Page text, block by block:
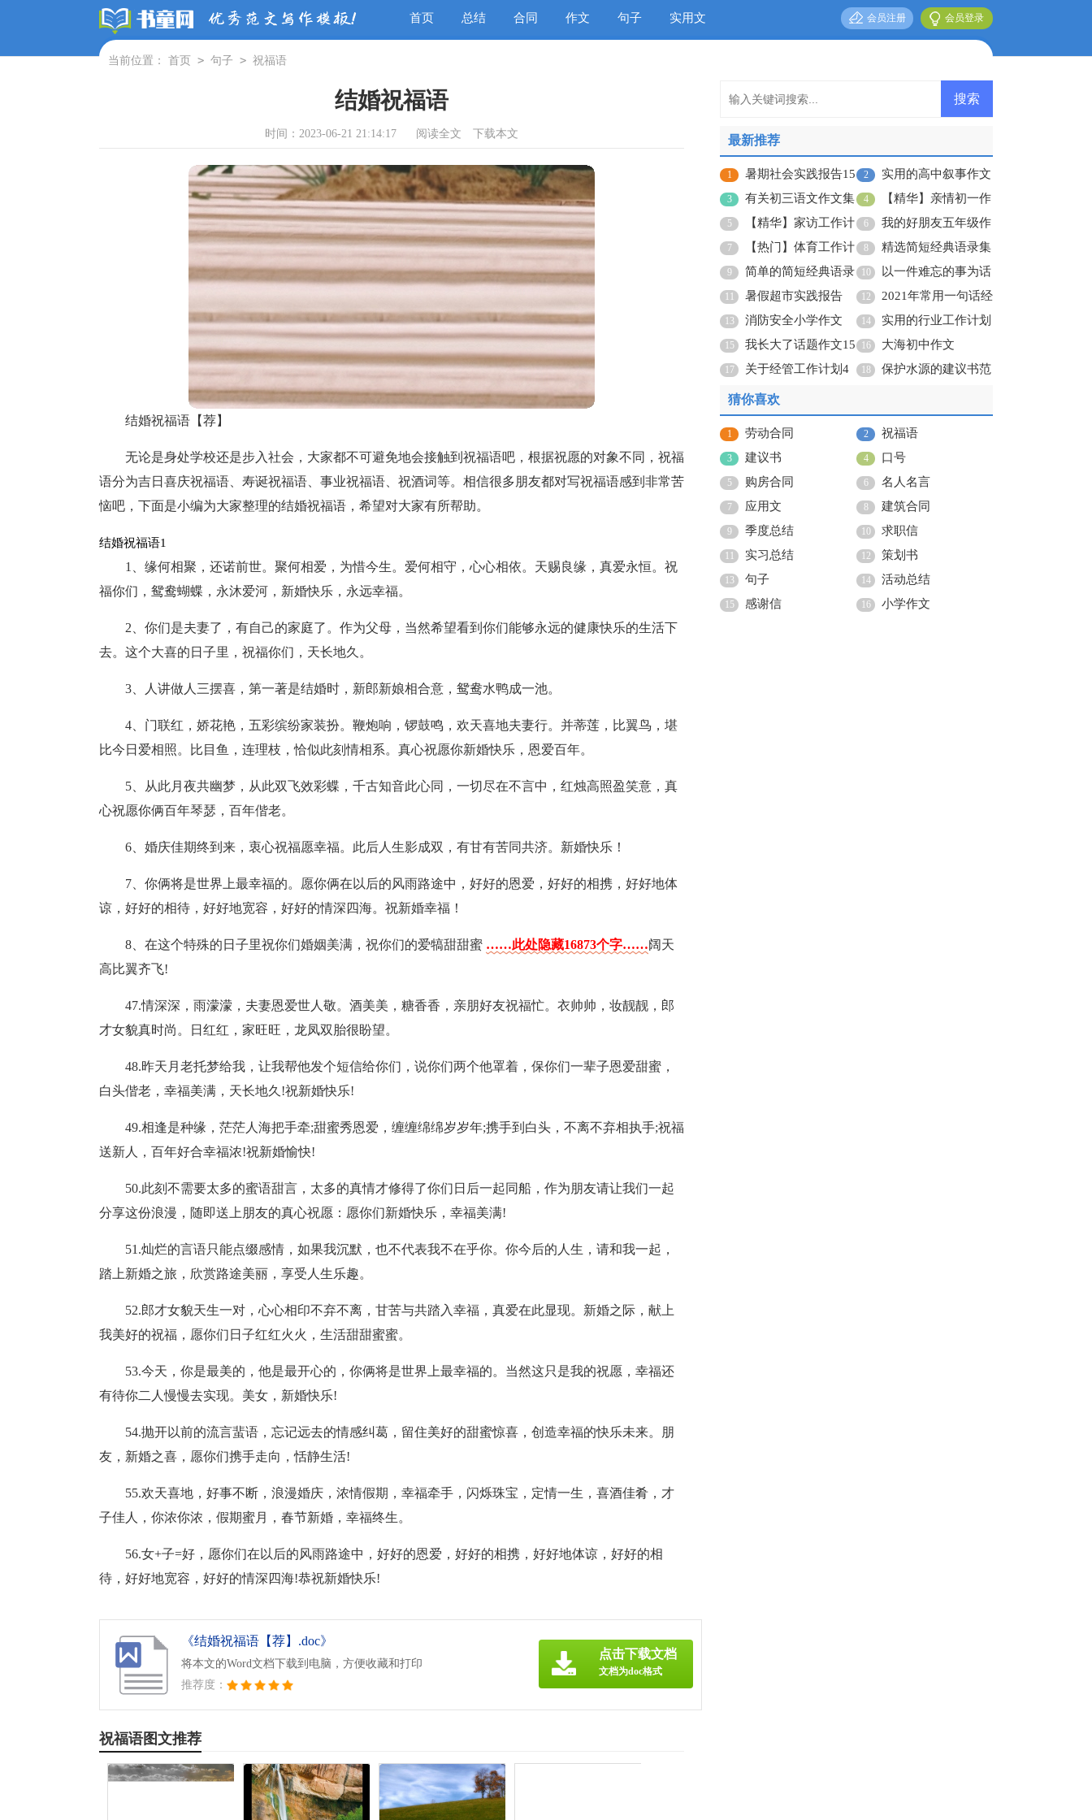
首页 总结 合同 作文 句子 实用文 会员登录
会员注册
当前位置： 首页 > 句子 > 祝福语
结婚祝福语
时间：2023-06-21 21:14:17 阅读全文 下载本文
结婚祝福语【荐】
无论是身处学校还是步入社会，大家都不可避免地会接触到祝福语吧，根据祝愿的对象不同，祝福
语分为吉日喜庆祝福语、寿诞祝福语、事业祝福语、祝酒词等。相信很多朋友都对写祝福语感到非常苦
恼吧，下面是小编为大家整理的结婚祝福语，希望对大家有所帮助。
结婚祝福语1
1、缘何相聚，还诺前世。聚何相爱，为惜今生。爱何相守，心心相依。天赐良缘，真爱永恒。祝
福你们，鸳鸯蝴蝶，永沐爱河，新婚快乐，永远幸福。
2、你们是夫妻了，有自己的家庭了。作为父母，当然希望看到你们能够永远的健康快乐的生活下
去。这个大喜的日子里，祝福你们，天长地久。
3、人讲做人三摆喜，第一著是结婚时，新郎新娘相合意，鸳鸯水鸭成一池。
4、门联红，娇花艳，五彩缤纷家装扮。鞭炮响，锣鼓鸣，欢天喜地夫妻行。并蒂莲，比翼鸟，堪
比今日爱相照。比目鱼，连理枝，恰似此刻情相系。真心祝愿你新婚快乐，恩爱百年。
5、从此月夜共幽梦，从此双飞效彩蝶，千古知音此心同，一切尽在不言中，红烛高照盈笑意，真
心祝愿你俩百年琴瑟，百年偕老。
6、婚庆佳期终到来，衷心祝福愿幸福。此后人生影成双，有甘有苦同共济。新婚快乐！
7、你俩将是世界上最幸福的。愿你俩在以后的风雨路途中，好好的恩爱，好好的相携，好好地体
谅，好好的相待，好好地宽容，好好的情深四海。祝新婚幸福！
8、在这个特殊的日子里祝你们婚姻美满，祝你们的爱犒甜甜蜜 ……此处隐藏16873个字……阔天
高比翼齐飞!
47.情深深，雨濛濛，夫妻恩爱世人敬。酒美美，糖香香，亲朋好友祝福忙。衣帅帅，妆靓靓，郎
才女貌真时尚。日红红，家旺旺，龙凤双胎很盼望。
48.昨天月老托梦给我，让我帮他发个短信给你们，说你们两个他罩着，保你们一辈子恩爱甜蜜，
白头偕老，幸福美满，天长地久!祝新婚快乐!
49.相逢是种缘，茫茫人海把手牵;甜蜜秀恩爱，缠缠绵绵岁岁年;携手到白头，不离不弃相执手;祝福
送新人，百年好合幸福浓!祝新婚愉快!
50.此刻不需要太多的蜜语甜言，太多的真情才修得了你们日后一起同船，作为朋友请让我们一起
分享这份浪漫，随即送上朋友的真心祝愿：愿你们新婚快乐，幸福美满!
51.灿烂的言语只能点缀感情，如果我沉默，也不代表我不在乎你。你今后的人生，请和我一起，
踏上新婚之旅，欣赏路途美丽，享受人生乐趣。
52.郎才女貌天生一对，心心相印不弃不离，甘苦与共踏入幸福，真爱在此显现。新婚之际，献上
我美好的祝福，愿你们日子红红火火，生活甜甜蜜蜜。
53.今天，你是最美的，他是最开心的，你俩将是世界上最幸福的。当然这只是我的祝愿，幸福还
有待你二人慢慢去实现。美女，新婚快乐!
54.抛开以前的流言蜚语，忘记远去的情感纠葛，留住美好的甜蜜惊喜，创造幸福的快乐未来。朋
友，新婚之喜，愿你们携手走向，恬静生活!
55.欢天喜地，好事不断，浪漫婚庆，浓情假期，幸福牵手，闪烁珠宝，定情一生，喜酒佳肴，才
子佳人，你浓你浓，假期蜜月，春节新婚，幸福终生。
56.女+子=好，愿你们在以后的风雨路途中，好好的恩爱，好好的相携，好好地体谅，好好的相
待，好好地宽容，好好的情深四海!恭祝新婚快乐!
《结婚祝福语【荐】.doc》
将本文的Word文档下载到电脑，方便收藏和打印
推荐度：
点击下载文档
文档为doc格式
祝福语图文推荐
最新推荐
1
暑期社会实践报告15
篇
2
实用的高中叙事作文
合集六篇
3
有关初三语文作文集
合七篇
4
【精华】亲情初一作
文集锦六篇
5
【精华】家访工作计
划3篇
6
我的好朋友五年级作
文
7
【热门】体育工作计
划三篇
8
精选简短经典语录集
合56句
9
简单的简短经典语录
68句
10
以一件难忘的事为话
题的作文
11 暑假超市实践报告 12
2021年常用一句话经
典语录汇编50句
13 消防安全小学作文 14
实用的行业工作计划
3篇
15
我长大了话题作文15
篇
16 大海初中作文
17
关于经管工作计划4
篇
18
保护水源的建议书范
猜你喜欢
1 劳动合同 2 祝福语
3 建议书 4 口号
5 购房合同 6 名人名言
7 应用文 8 建筑合同
9 季度总结 10 求职信
11 实习总结 12 策划书
13 句子 14 活动总结
15 感谢信 16 小学作文